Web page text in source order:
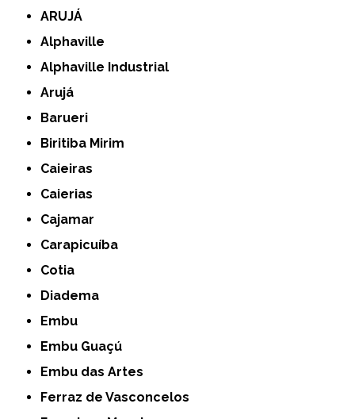
ARUJÁ
Alphaville
Alphaville Industrial
Arujá
Barueri
Biritiba Mirim
Caieiras
Caierias
Cajamar
Carapicuíba
Cotia
Diadema
Embu
Embu Guaçú
Embu das Artes
Ferraz de Vasconcelos